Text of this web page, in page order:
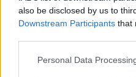
also be disclosed by us to
Downstream Participants that
Please note that this
Personal Data